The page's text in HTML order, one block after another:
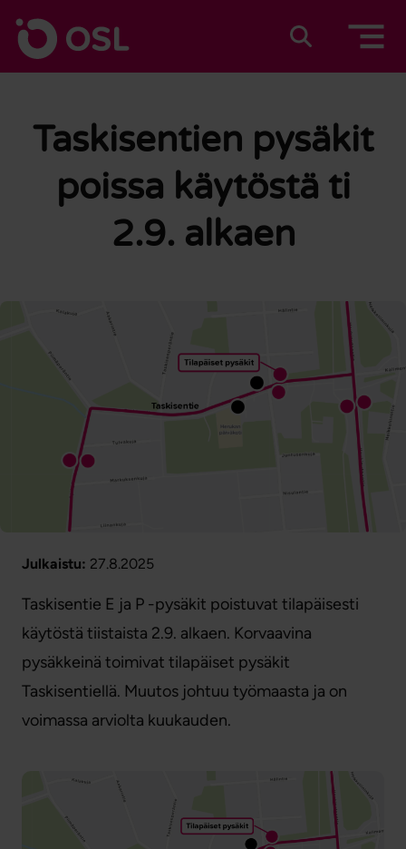
Etusivulle
Taskisentien pysäkit
poissa käytöstä ti
2.9. alkaen
Julkaistu: 27.8.2025
Taskisentie E ja P -pysäkit poistuvat tilapäisesti
käytöstä tiistaista 2.9. alkaen. Korvaavina
pysäkkeinä toimivat tilapäiset pysäkit
Taskisentiellä. Muutos johtuu työmaasta ja on
voimassa arviolta kuukauden.